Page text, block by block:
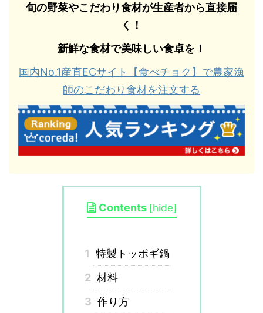
旬の野菜やこだわり食材が生産者から直接届
く！
新鮮な食材で美味しい食卓を！
国内No.1産直ECサイト【食べチョク】で農家漁
師のこだわり食材を注文する
Contents [hide]
1 特製トッポギ鍋
2 材料
3 作り方